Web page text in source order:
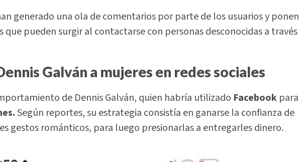
generado una ola de comentarios por parte de los usuarios y ponen
pueden surgir al contactarse con personas desconocidas a través
Galván a mujeres en redes sociales
de Dennis Galván, quien habría utilizado Facebook para
Según reportes, su estrategia consistía en ganarse la confianza de
gestos románticos, para luego presionarlas a entregarles dinero.